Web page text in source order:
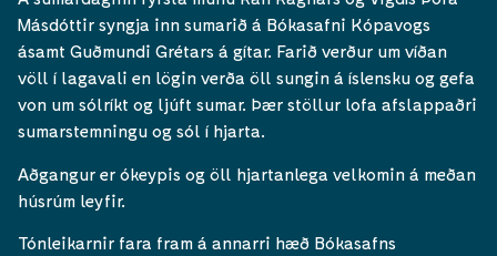
Másdóttir syngja inn sumarið á Bókasafni Kópavogs
ásamt Guðmundi Grétars á gítar. Farið verður um víðan
völl í lagavali en lögin verða öll sungin á íslensku og gefa
von um sólríkt og ljúft sumar. Þær stöllur lofa afslappaðri
sumarstemningu og sól í hjarta.
Aðgangur er ókeypis og öll hjartanlega velkomin á meðan
húsrúm leyfir.
Tónleikarnir fara fram á annarri hæð Bókasafns